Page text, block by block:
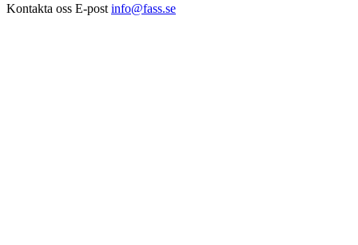
Kontakta oss E-post info@fass.se